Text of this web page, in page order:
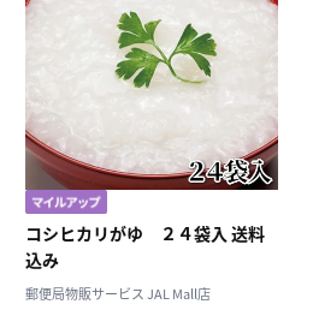
コシヒカリがゆ ２４袋入 送料
込み
郵便局物販サービス JAL Mall店